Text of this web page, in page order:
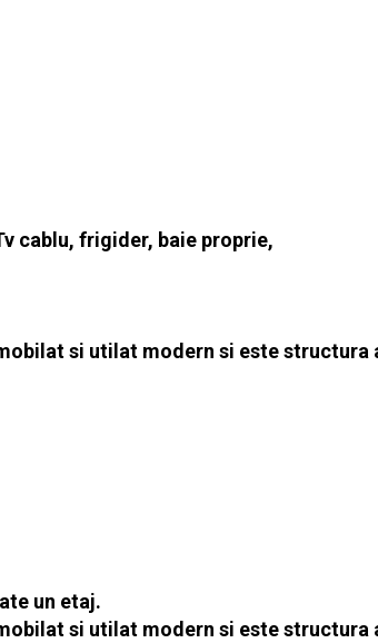
cablu, frigider, baie proprie,
si utilat modern si este structura
un etaj.
si utilat modern si este structura